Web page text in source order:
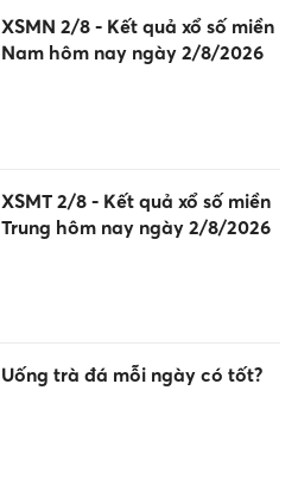
XSMN 2/8 - Kết quả xổ số miền
Nam hôm nay ngày 2/8/2026
XSMT 2/8 - Kết quả xổ số miền
Trung hôm nay ngày 2/8/2026
Uống trà đá mỗi ngày có tốt?